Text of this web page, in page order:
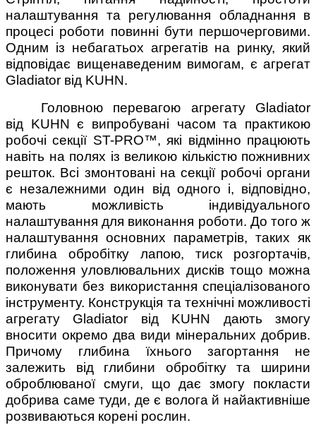
налаштування та регулювання обладнання в
процесі роботи повинні бути першочерговими.
Одним із небагатьох агрегатів на ринку, який
відповідає вищенаведеним вимогам, є агрегат
Gladiator від KUHN.
Головною перевагою агрегату Gladiator
від KUHN є випробувані часом та практикою
робочі секції ST-PRO™, які відмінно працюють
навіть на полях із великою кількістю пожнивних
решток. Всі змонтовані на секції робочі органи
є незалежними один від одного і, відповідно,
мають можливість індивідуального
налаштування для виконання роботи. До того ж
налаштування основних параметрів, таких як
глибина обробітку лапою, тиск розгортачів,
положення уловлювальних дисків тощо можна
виконувати без використання спеціалізованого
інструменту. Конструкція та технічні можливості
агрегату Gladiator від KUHN дають змогу
вносити окремо два види мінеральних добрив.
Причому глибина їхнього загортання не
залежить від глибини обробітку та ширини
оброблюваної смуги, що дає змогу покласти
добрива саме туди, де є волога й найактивніше
розвиваються корені рослин.